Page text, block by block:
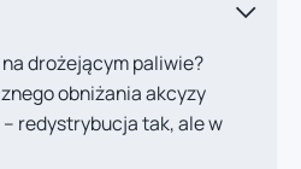
drożejącym paliwie?
obniżania akcyzy
– redystrybucja tak, ale w